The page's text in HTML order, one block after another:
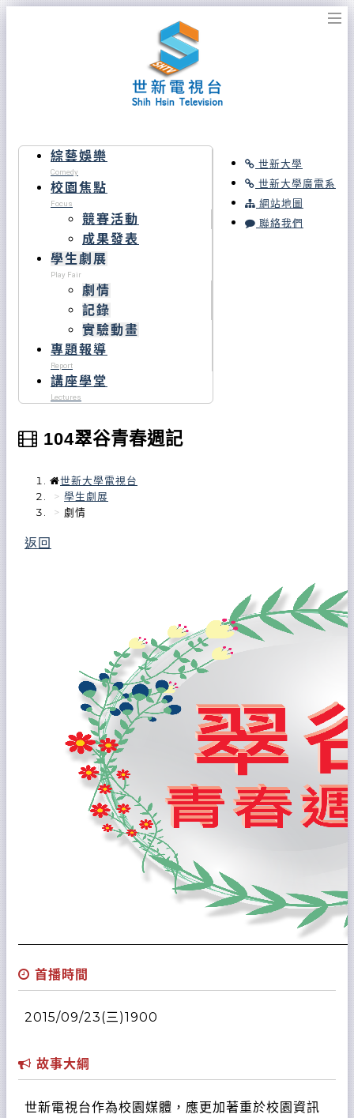
世新大學
世新大學廣電系
網站地圖
聯絡我們
綜藝娛樂
Comedy
校園焦點
Focus
競賽活動
成果發表
學生劇展
Play Fair
劇情
記錄
實驗動畫
專題報導
Report
講座學堂
Lectures
104翠谷青春週記
世新大學電視台
學生劇展
劇情
返回
首播時間
2015/09/23(三)1900
故事大綱
世新電視台作為校園媒體，應更加著重於校園資訊